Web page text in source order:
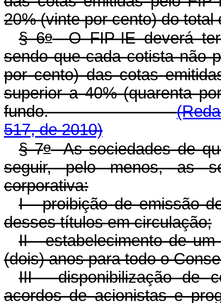
20% (vinte por cento) do
§ 6oO FIP-IE deverá ter
sendo que cada cotista não
por cento) das cotas
superior a 40% (quarenta
fundo.
517, de 2010)
§ 7oAs sociedades de
seguir, pelo menos, as
corporativa:
I - proibição de emissão
desses títulos em circulação;
II - estabelecimento de
(dois) anos para todo o
III - disponibilização de
acordos de acionistas e